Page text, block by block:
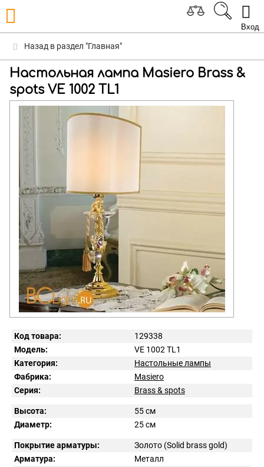
Вход
Назад в раздел "Главная"
Настольная лампа Masiero Brass &
spots VE 1002 TL1
Код товара:
129338
Модель:
VE 1002 TL1
Категория:
Настольные лампы
Фабрика:
Masiero
Серия:
Brass & spots
Высота:
55 см
Диаметр:
25 см
Покрытие арматуры:
Золото (Solid brass gold)
Арматура:
Металл